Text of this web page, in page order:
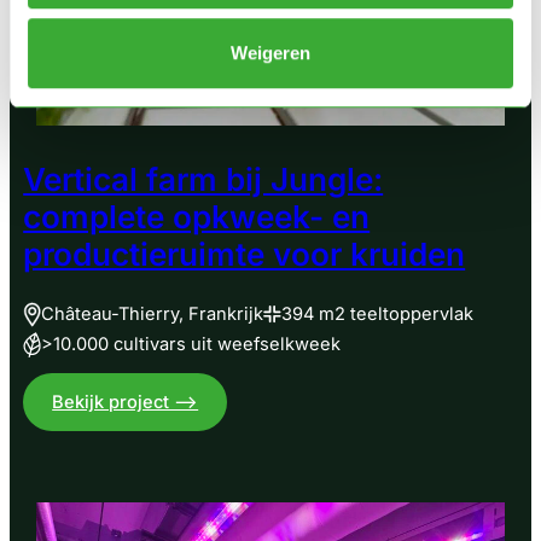
Weigeren
vertical
farm
Vertical farm bij Jungle:
complete opkweek- en
productieruimte voor kruiden
Château-Thierry, Frankrijk
394 m2 teeltoppervlak
>10.000 cultivars uit weefselkweek
Bekijk project –>
Vertical
Jungle: